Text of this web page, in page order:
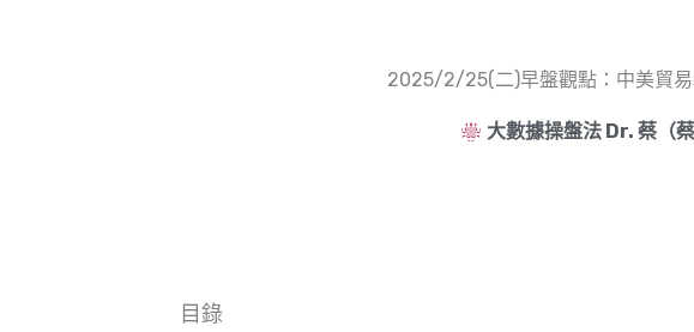
2025/2/25(二)早盤觀點：中美貿易
大數據操盤法 Dr. 蔡（蔡
目錄